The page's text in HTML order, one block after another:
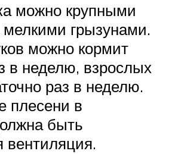
можно крупными
грызунами.
можно кормит
в неделю, взрослых
раз в неделю.
плесени в
быть
вентиляция.